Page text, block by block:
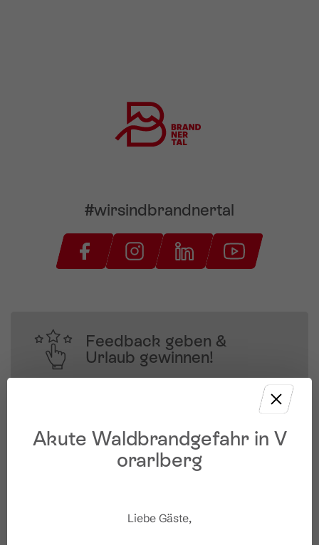
#wirsindbrandnertal
Feedback geben &
Urlaub gewinnen!
Deine Meinung ist uns wichtig – Feedback
unvergessliche Urlaubserlebnisse in
Österreich gewinnen.
Akute Waldbrandgefahr in V
orarlberg
Liebe Gäste,